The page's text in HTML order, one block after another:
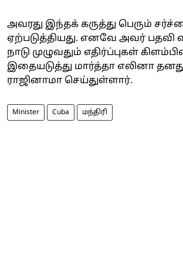
அவரது இந்தக் கருத்து பெரும்
ஏற்படுத்தியது. எனவே அவர் பதவி
நாடு முழுவதும் எதிர்ப்புகள்
இதையடுத்து மார்த்தா எலினா
ராஜினாமா செய்துள்ளார்.
Minister Cuba மந்திரி